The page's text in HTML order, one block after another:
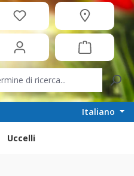
Italiano
Uccelli